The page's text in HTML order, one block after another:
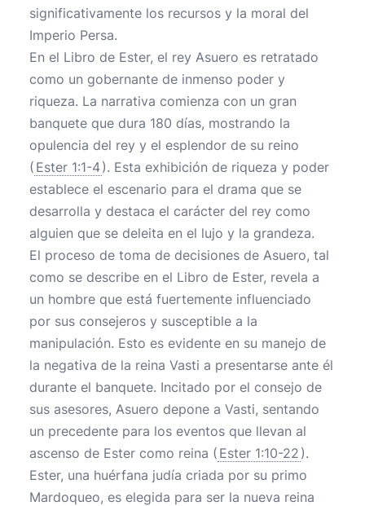
significativamente los recursos y la moral del
Imperio Persa.
En el Libro de Ester, el rey Asuero es retratado
como un gobernante de inmenso poder y
riqueza. La narrativa comienza con un gran
banquete que dura 180 días, mostrando la
opulencia del rey y el esplendor de su reino
( Ester 1:1-4). Esta exhibición de riqueza y poder
establece el escenario para el drama que se
desarrolla y destaca el carácter del rey como
alguien que se deleita en el lujo y la grandeza.
El proceso de toma de decisiones de Asuero, tal
como se describe en el Libro de Ester, revela a
un hombre que está fuertemente influenciado
por sus consejeros y susceptible a la
manipulación. Esto es evidente en su manejo de
la negativa de la reina Vasti a presentarse ante él
durante el banquete. Incitado por el consejo de
sus asesores, Asuero depone a Vasti, sentando
un precedente para los eventos que llevan al
ascenso de Ester como reina ( Ester 1:10-22 ).
Ester, una huérfana judía criada por su primo
Mardoqueo, es elegida para ser la nueva reina